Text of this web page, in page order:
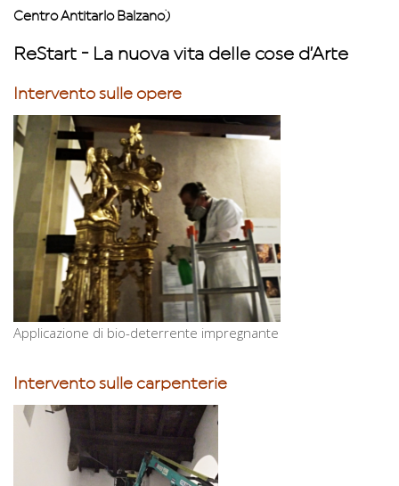
Centro Antitarlo Balzano)
ReStart - La nuova vita delle cose d’Arte
Intervento sulle opere
Applicazione di bio-deterrente impregnante
Intervento sulle carpenterie